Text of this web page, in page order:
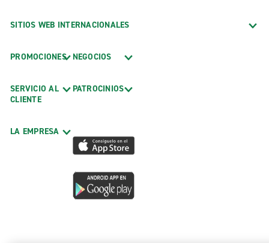
SITIOS WEB INTERNACIONALES
PROMOCIONES
SERVICIO AL
CLIENTE
LA EMPRESA
NEGOCIOS
PATROCINIOS